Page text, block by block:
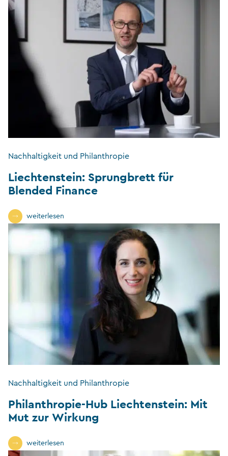
Nachhaltigkeit und Philanthropie
Liechtenstein: Sprungbrett für
Blended Finance
weiterlesen
Nachhaltigkeit und Philanthropie
Philanthropie-Hub Liechtenstein: Mit
Mut zur Wirkung
weiterlesen